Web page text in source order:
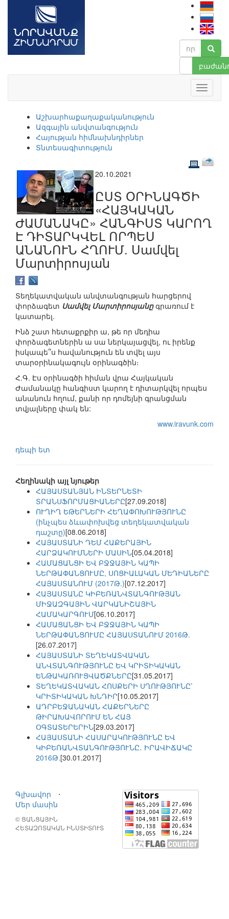
Աշխարհաքաղաքականություն
Ազգային անվտանգություն
Հայության հիմնախնդիրներ
Տնտեսագիտություն
20.10.2021
ԸՍՏ ՕՐԻՆԱԳԾԻ
«ՀԱՅԿԱԿԱՆ
ԺԱՄԱՆԱԿԸ» ՀԱՆԳԻՍՏ ԿԱՐՈՂ
Է ԴԻՏԱՐԿՎԵԼ ՈՐՊԵՍ
ԱՆԱՆՈՒՆ ՀՂՈՒՄ. Սամվել
Մարտիրոսյան
Տեղեկատվական անվտանգության հարցերով
փորձագետ Սամվել Մարտիրոսյանըգրառում է
կատարել.
Ինձ շատ հետաքրքիր ա, թե որ մեդիա
փորձագետներին ա սա ներկայացվել, ու իրենք
իսկապե՞ս հավանություն են տվել այս
տարօրինակագույն օրինագծին։
Հ.Գ. Էս օրինագծի հիման վրա Հայկական
Ժամանակը հանգիստ կարող է դիտարկվել որպես
անանուն հղում, քանի որ դոմեյնի գրանցման
տվյալները փակ են:
www.iravunk.com
դեպի ետ
Հեղինակի այլ նյութեր
ՀԱՅԱՍՏԱՆՅԱՆ ԻՆՏԵՐՆԵՏԻ
ՏՐԱՆՍՖՈՐՄԱՑԻԱՆԵՐԸ[27.09.2018]
ՈՒՂԻՂ ԵԹԵՐՆԵՐԻ ՀԵՂԱՓՈԽՈՒԹՅՈՒՆԸ
(ինչպես ձևափոխվեց տեղեկատվական
դաշտը)[08.06.2018]
ՀԱՅԱՍՏԱՆԻ ԴԵՄ ՀԱՔԵՐԱՅԻՆ
ՀԱՐՁԱԿՈՒՄՆԵՐԻ ՄԱՍԻՆ[05.04.2018]
ՀԱՄԱՑԱՆՑԻ ԵՎ ԲՋՋԱՅԻՆ ԿԱՊԻ
ՆԵՐԹԱՓԱՆՑՈՒՄԸ, ՍՈՑԻԱԼԱԿԱՆ ՄԵԴԻԱՆԵՐԸ
ՀԱՅԱՍՏԱՆՈՒՄ (2017Թ.)[07.12.2017]
ՀԱՅԱՍՏԱՆԸ ԿԻԲԵՌԱՆՎՏԱՆԳՈՒԹՅԱՆ
ՄԻՋԱԶԳԱՅԻՆ ՎԱՐԿԱՆԻՇԱՅԻՆ
ՀԱՄԱԿԱՐԳՈՒՄ[06.10.2017]
ՀԱՄԱՑԱՆՑԻ ԵՎ ԲՋՋԱՅԻՆ ԿԱՊԻ
ՆԵՐԹԱՓԱՆՑՈՒՄԸ ՀԱՅԱՍՏԱՆՈՒՄ 2016Թ.
[26.07.2017]
ՀԱՅԱՍՏԱՆԻ ՏԵՂԵԿԱՏՎԱԿԱՆ
ԱՆՎՏԱՆԳՈՒԹՅՈՒՆԸ ԵՎ ԿՐԻՏԻԿԱԿԱՆ
ԵՆԹԱԿԱՌՈՒՑՎԱԾՔՆԵՐԸ[31.05.2017]
ՏԵՂԵԿԱՏՎԱԿԱՆ ՀՈՍՔԵՐԻ ՍՂՈՒԹՅՈՒՆԸ՝
ԿՐԻՏԻԿԱԿԱՆ ԽՆԴԻՐ[10.05.2017]
ԱԴՐԲԵՋԱՆԱԿԱՆ ՀԱՔԵՐՆԵՐԸ
ԹԻՐԱԽԱՎՈՐՈՒՄ ԵՆ ՀԱՅ
ՕԳՏԱՏԵՐԵՐԻՆ[29.03.2017]
ՀԱՅԱՍՏԱՆԻ ՀԱՍԱՐԱԿՈՒԹՅՈՒՆԸ ԵՎ
ԿԻԲԵՌԱՆՎՏԱՆԳՈՒԹՅՈՒՆԸ․ ԻՐԱՎԻՃԱԿԸ
2016Թ.[30.01.2017]
Գլխավոր
⋅
Մեր մասին
© ՑԱՆՑԱՅԻՆ
ՀԵՏԱԶՈՏԱԿԱՆ ԻՆՍՏԻՏՈՒՏ